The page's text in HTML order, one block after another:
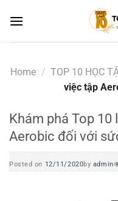
Home / TOP 10 HỌC
việc tập
Khám phá Top
Aerobic đối với
Posted on 12/11/2020by admin